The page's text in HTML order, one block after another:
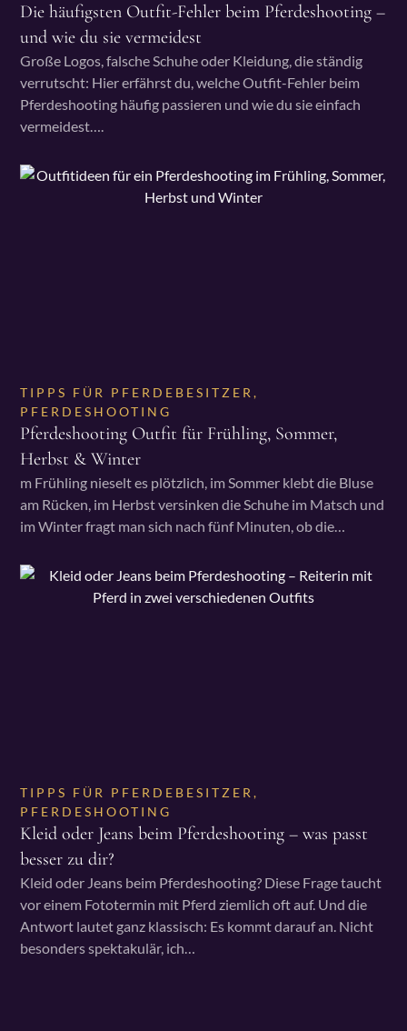
Die häufigsten Outfit-Fehler beim Pferdeshooting –
und wie du sie vermeidest
Große Logos, falsche Schuhe oder Kleidung, die ständig
verrutscht: Hier erfährst du, welche Outfit-Fehler beim
Pferdeshooting häufig passieren und wie du sie einfach
vermeidest….
TIPPS FÜR PFERDEBESITZER,
PFERDESHOOTING
Pferdeshooting Outfit für Frühling, Sommer,
Herbst & Winter
m Frühling nieselt es plötzlich, im Sommer klebt die Bluse
am Rücken, im Herbst versinken die Schuhe im Matsch und
im Winter fragt man sich nach fünf Minuten, ob die…
TIPPS FÜR PFERDEBESITZER,
PFERDESHOOTING
Kleid oder Jeans beim Pferdeshooting – was passt
besser zu dir?
Kleid oder Jeans beim Pferdeshooting? Diese Frage taucht
vor einem Fototermin mit Pferd ziemlich oft auf. Und die
Antwort lautet ganz klassisch: Es kommt darauf an. Nicht
besonders spektakulär, ich…